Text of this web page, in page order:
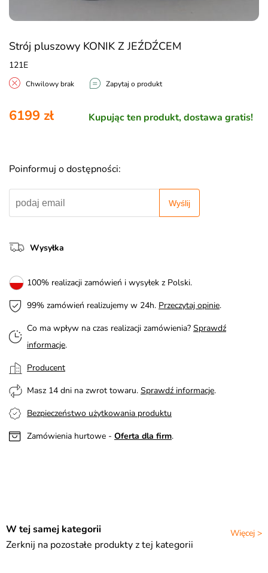
Strój pluszowy KONIK Z JEŹDŹCEM
121E
Chwilowy brak Zapytaj o produkt
Kupując ten produkt, dostawa gratis!
6199 zł
Poinformuj o dostępności:
Wyślij
Wysyłka
100% realizacji zamówień i wysyłek z Polski.
99% zamówień realizujemy w 24h. Przeczytaj opinie.
Co ma wpływ na czas realizacji zamówienia? Sprawdź
informacje.
Producent
Masz 14 dni na zwrot towaru. Sprawdź informacje.
Bezpieczeństwo użytkowania produktu
Zamówienia hurtowe - Oferta dla firm.
Więcej >
W tej samej kategorii
Zerknij na pozostałe produkty z tej kategorii